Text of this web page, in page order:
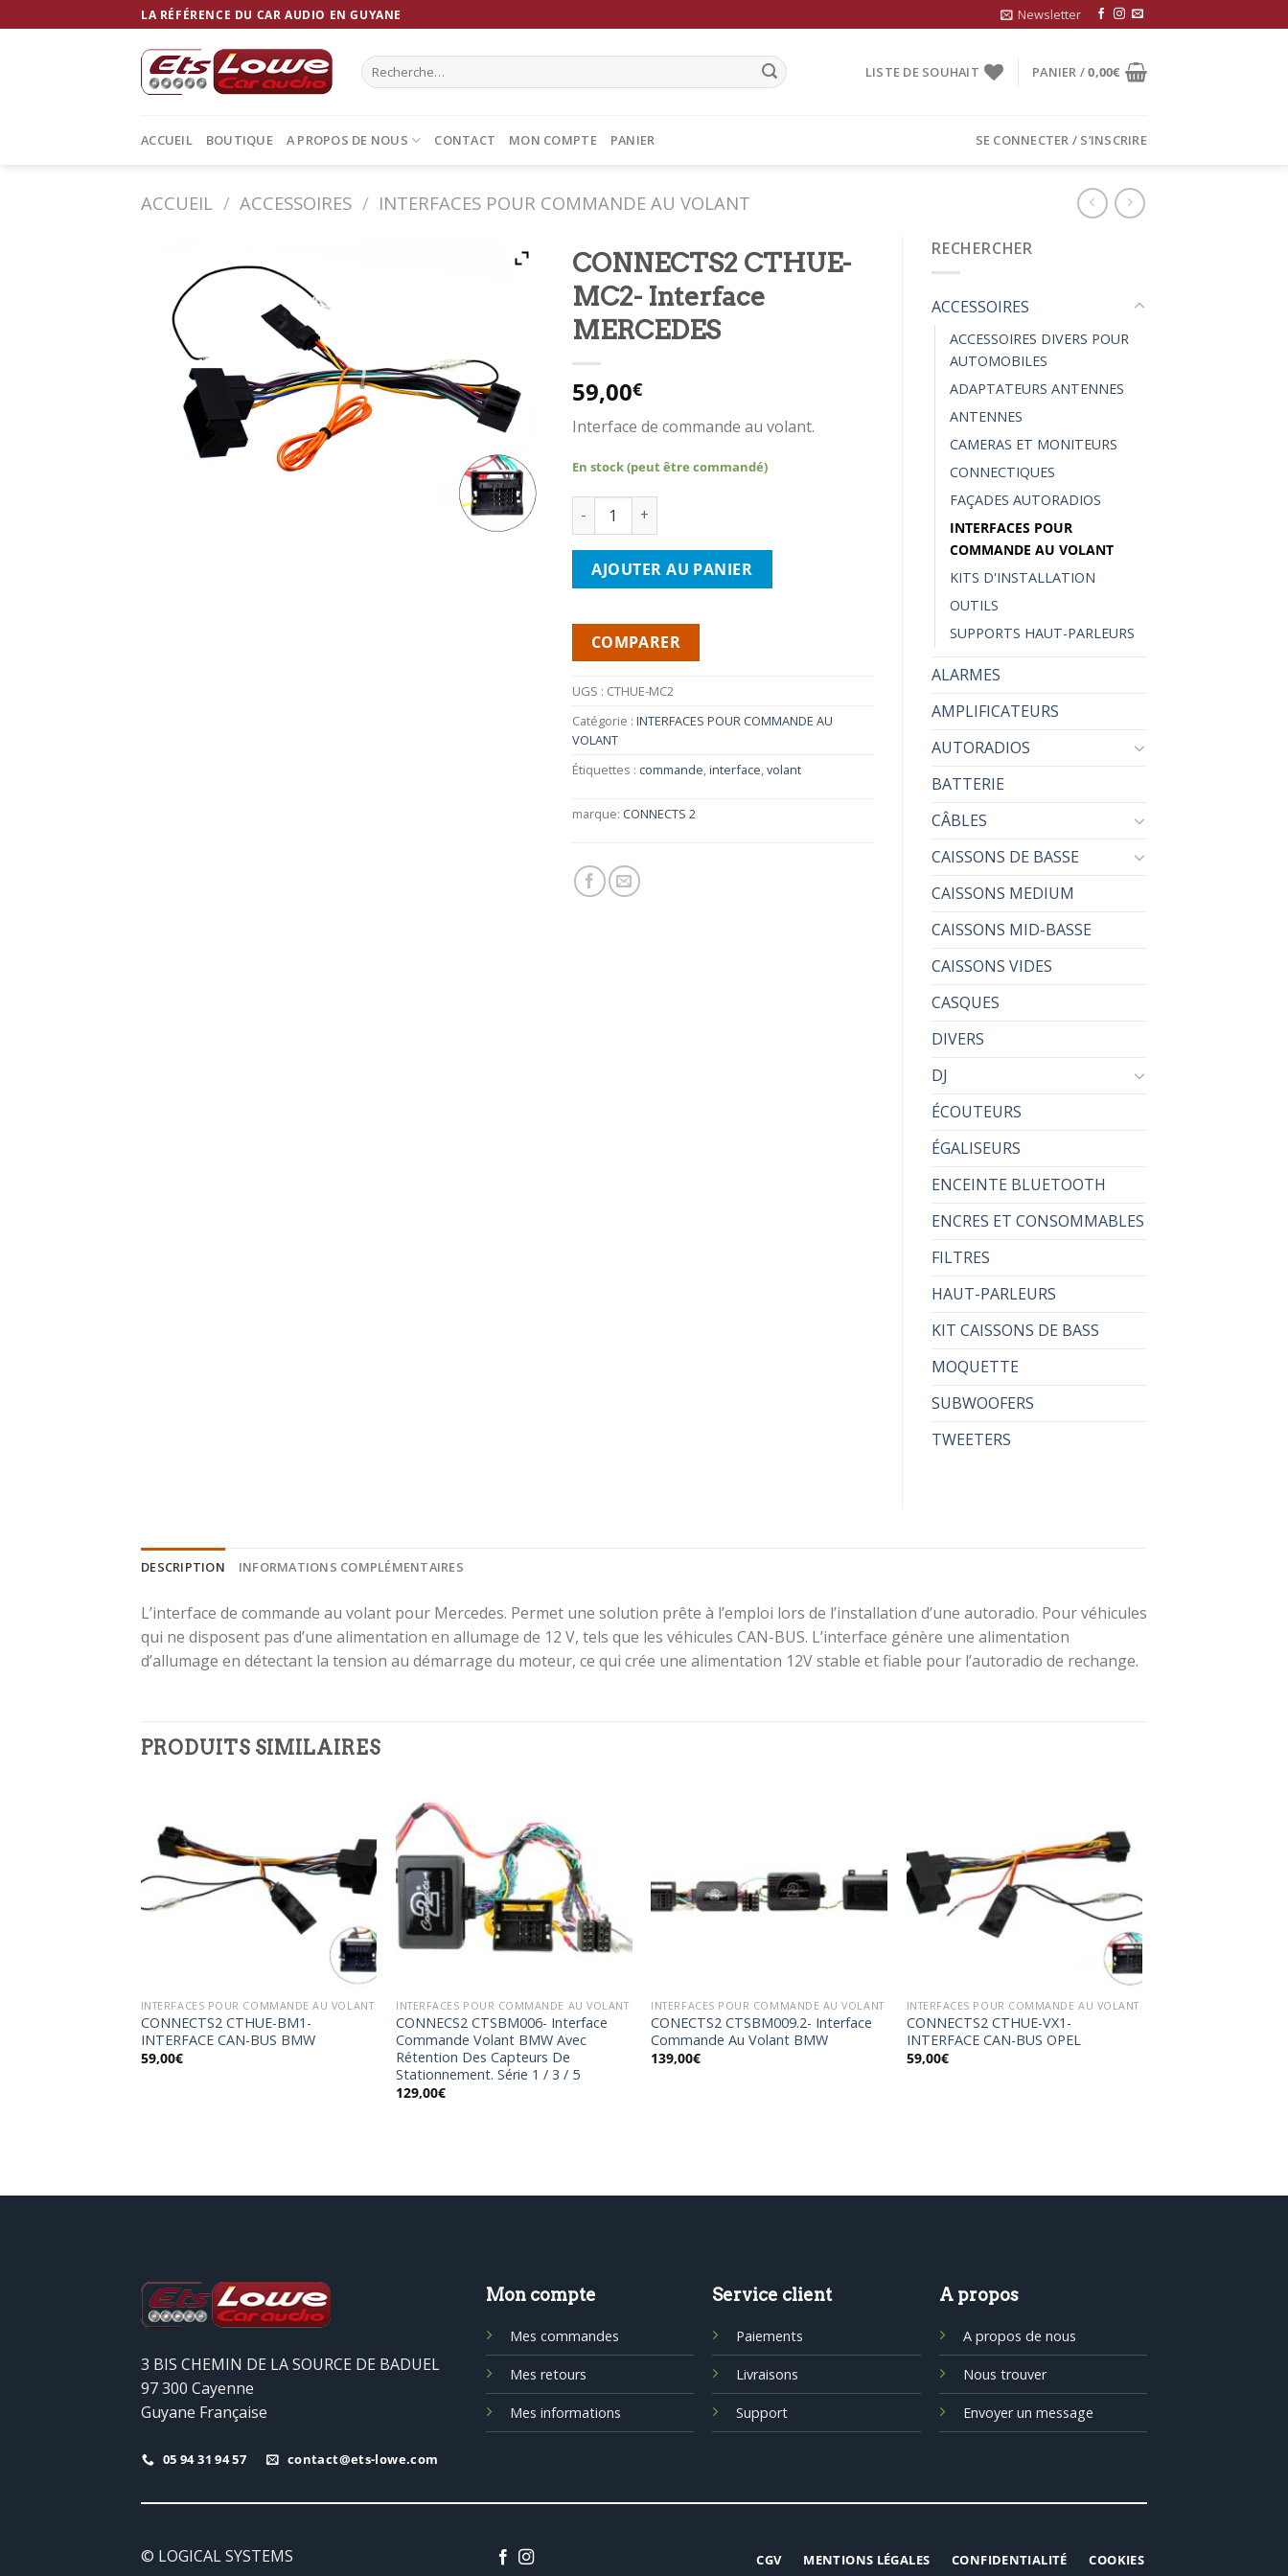
to
LA RÉFÉRENCE DU CAR AUDIO EN GUYANE Newsletter
Recherche
pour :
LISTE DE SOUHAIT PANIER /0,00€
ACCUEIL BOUTIQUE A PROPOS DE NOUS CONTACT MON COMPTE PANIER SE CONNECTER / S’INSCRIRE
ACCUEIL / ACCESSOIRES / INTERFACES POUR COMMANDE AU VOLANT
CONNECTS2 CTHUE-
MC2- Interface
MERCEDES
59,00€
Interface de commande au volant.
En stock (peut être commandé)
quantité de CONNECTS2 CTHUE-MC2- Interface MERCEDES
AJOUTER AU PANIER
COMPARER
UGS : CTHUE-MC2
Catégorie : INTERFACES POUR COMMANDE AU
VOLANT
Étiquettes : commande,interface,volant
marque: CONNECTS 2
RECHERCHER
ACCESSOIRES
ACCESSOIRES DIVERS POUR
AUTOMOBILES
ADAPTATEURS ANTENNES
ANTENNES
CAMERAS ET MONITEURS
CONNECTIQUES
FAÇADES AUTORADIOS
INTERFACES POUR
COMMANDE AU VOLANT
KITS D'INSTALLATION
OUTILS
SUPPORTS HAUT-PARLEURS
ALARMES
AMPLIFICATEURS
AUTORADIOS
BATTERIE
CÂBLES
CAISSONS DE BASSE
CAISSONS MEDIUM
CAISSONS MID-BASSE
CAISSONS VIDES
CASQUES
DIVERS
DJ
ÉCOUTEURS
ÉGALISEURS
ENCEINTE BLUETOOTH
ENCRES ET CONSOMMABLES
FILTRES
HAUT-PARLEURS
KIT CAISSONS DE BASS
MOQUETTE
SUBWOOFERS
TWEETERS
DESCRIPTION INFORMATIONS COMPLÉMENTAIRES
L’interface de commande au volant pour Mercedes. Permet une solution prête à l’emploi lors de l’installation d’une autoradio. Pour véhicules
qui ne disposent pas d’une alimentation en allumage de 12 V, tels que les véhicules CAN-BUS. L’interface génère une alimentation
d’allumage en détectant la tension au démarrage du moteur, ce qui crée une alimentation 12V stable et fiable pour l’autoradio de rechange.
PRODUITS SIMILAIRES
Ajouter
à la
wishlist
INTERFACES POUR COMMANDE AU VOLANT
CONNECTS2 CTHUE-BM1-
INTERFACE CAN-BUS BMW
59,00€
Ajouter
wishlist
INTERFACES POUR COMMANDE AU VOLANT
CONNECS2 CTSBM006- Interface
Commande Volant BMW Avec
Rétention Des Capteurs De
Stationnement. Série 1 / 3 / 5
129,00€
Ajouter
à la
wishlist
INTERFACES POUR COMMANDE AU VOLANT
CONECTS2 CTSBM009.2- Interface
Commande Au Volant BMW
139,00€
wishlist
INTERFACES POUR COMMANDE AU VOLANT
CONNECTS2 CTHUE-VX1-
INTERFACE CAN-BUS OPEL
59,00€
3 BIS CHEMIN DE LA SOURCE DE BADUEL
97 300 Cayenne
Guyane Française
05 94 31 94 57 contact@ets-lowe.com
Mon compte
Mes commandes
Mes retours
Mes informations
Service client
Paiements
Livraisons
Support
A propos
A propos de nous
Nous trouver
Envoyer un message
© LOGICAL SYSTEMS CGV MENTIONS LÉGALES CONFIDENTIALITÉ COOKIES